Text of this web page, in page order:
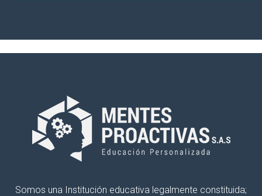
Somos una Institución educativa legalmente constituida;